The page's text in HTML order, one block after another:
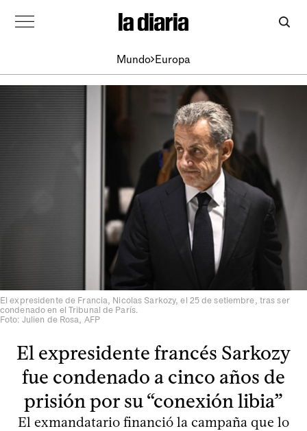
Mundo Europa
El expresidente de Francia, Nicolas Sarkozy, el 25 de setiembre, tras ser
condenado en el Tribunal de París.
Foto: Julien de Rosa, AFP
El expresidente francés Sarkozy
fue condenado a cinco años de
prisión por su “conexión libia”
El exmandatario financió la campaña que lo